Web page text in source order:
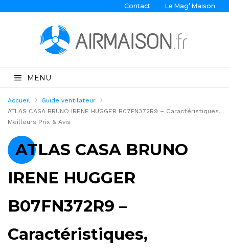
Contact Le Mag’ Maison
MENU
Accueil
Guide ventilateur
ATLAS CASA BRUNO IRENE HUGGER B07FN372R9 – Caractéristiques,
Meilleurs Prix & Avis
ATLAS CASA BRUNO
IRENE HUGGER
B07FN372R9 –
Caractéristiques,